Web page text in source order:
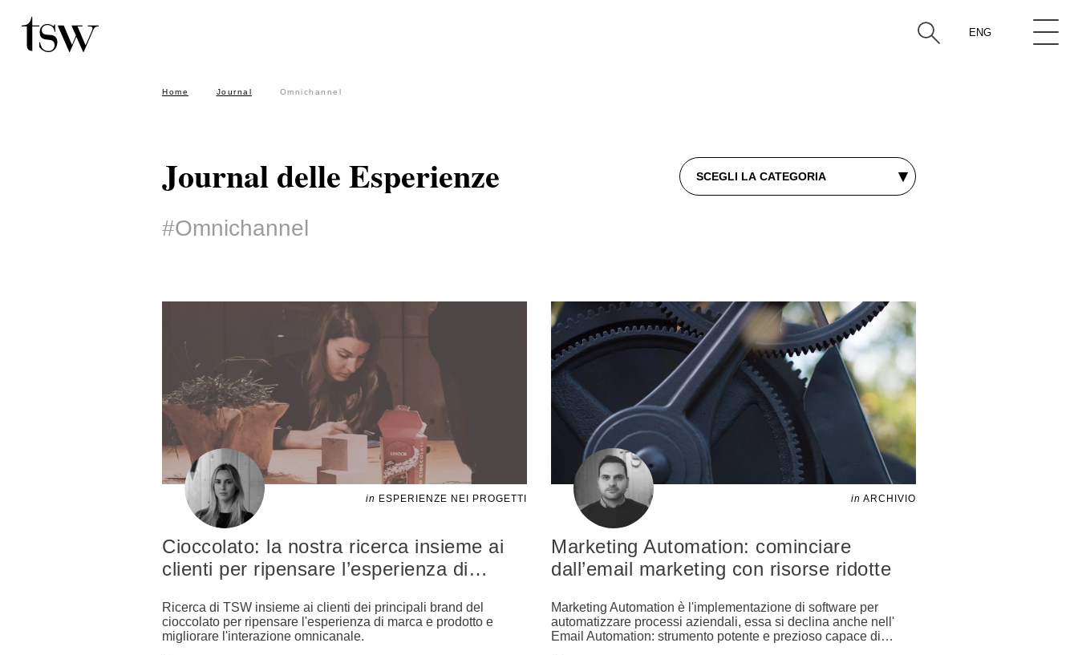
Cerca per parola nel titolo degli articoli
ENG
Home Journal Omnichannel
Journal delle Esperienze SCEGLI LA CATEGORIA ▾
#Omnichannel
in ESPERIENZE NEI PROGETTI
Cioccolato: la nostra ricerca insieme ai
clienti per ripensare l’esperienza di…
Ricerca di TSW insieme ai clienti dei principali brand del
cioccolato per ripensare l'esperienza di marca e prodotto e
migliorare l'interazione omnicanale.
in ARCHIVIO
Marketing Automation: cominciare
dall’email marketing con risorse ridotte
Marketing Automation è l'implementazione di software per
automatizzare processi aziendali, essa si declina anche nell'
Email Automation: strumento potente e prezioso capace di…